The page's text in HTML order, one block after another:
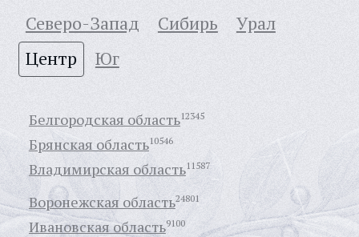
Северо-Запад
Сибирь
Урал
Центр
Юг
Белгородская область12345
Брянская область10546
Владимирская область11587
Воронежская область24801
Ивановская область9100